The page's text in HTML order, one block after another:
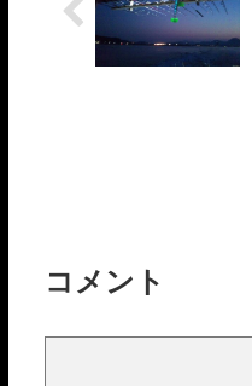
コメント